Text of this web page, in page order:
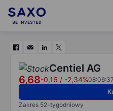
Centiel AG
6,68-0,16 / -2,34%08:06:37
Zakres 52-tygodniowy